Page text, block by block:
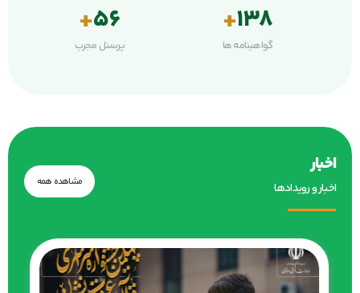
گواهینامه ها
138
+
پرسنل مجرب
56
+
اخبار
اخبار و رویدادها مشاهده همه